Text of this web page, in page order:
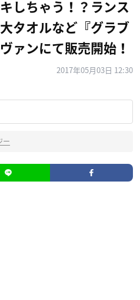
しちゃう！？ランス
タオルなど『グラブ
ァンにて販売開始！
2017年05月03日 12:30
ー